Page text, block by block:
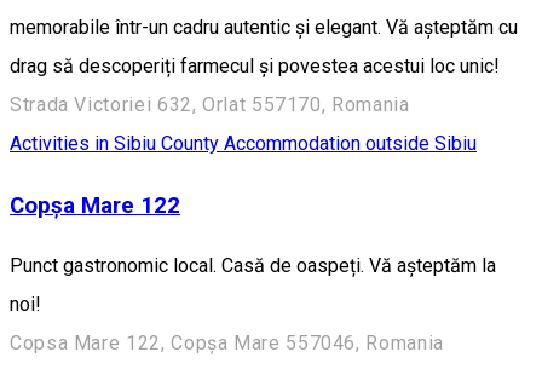
memorabile într-un cadru autentic și elegant. Vă așteptăm cu
drag să descoperiți farmecul și povestea acestui loc unic!
Strada Victoriei 632, Orlat 557170, Romania
Activities in Sibiu County Accommodation outside Sibiu
Copșa Mare 122
Punct gastronomic local. Casă de oaspeți. Vă așteptăm la
noi!
Copsa Mare 122, Copșa Mare 557046, Romania